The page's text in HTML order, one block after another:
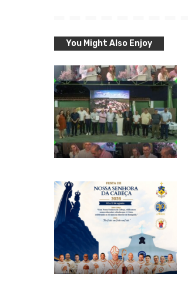
You Might Also Enjoy